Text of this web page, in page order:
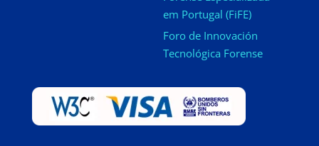
em Portugal (FiFE)
Foro de Innovación
Tecnológica Forense